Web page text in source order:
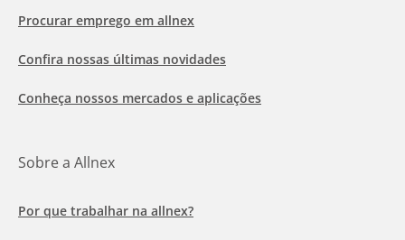
Procurar emprego em allnex
Confira nossas últimas novidades
Conheça nossos mercados e aplicações
Sobre a Allnex
Por que trabalhar na allnex?